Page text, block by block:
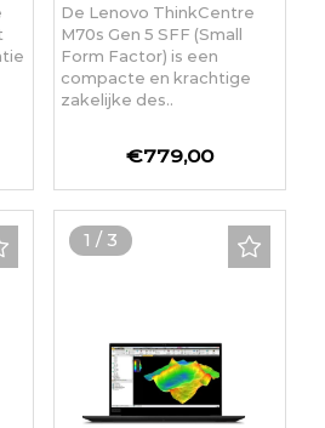
De Lenovo ThinkCentre
M70s Gen 5 SFF (Small
Form Factor) is een
compacte en krachtige
zakelijke des..
€779,00
1 / 3